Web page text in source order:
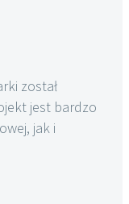
został
jest bardzo
jak i